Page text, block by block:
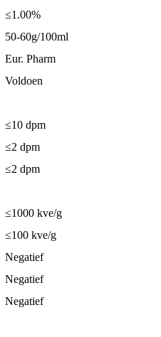
≤1.00%
50-60g/100ml
Eur. Pharm
Voldoen
≤10 dpm
≤2 dpm
≤2 dpm
≤1000 kve/g
≤100 kve/g
Negatief
Negatief
Negatief